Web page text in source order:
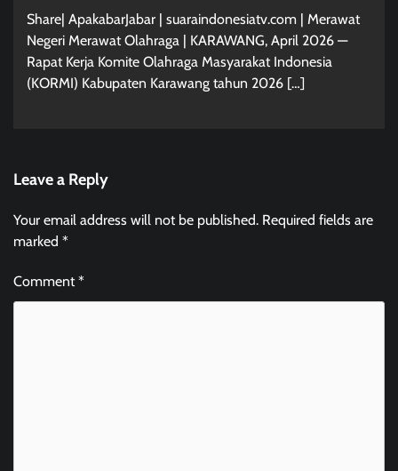
Share| ApakabarJabar | suaraindonesiatv.com | Merawat
Negeri Merawat Olahraga | KARAWANG, April 2026 —
Rapat Kerja Komite Olahraga Masyarakat Indonesia
(KORMI) Kabupaten Karawang tahun 2026 […]
Leave a Reply
Your email address will not be published. Required fields are
marked *
Comment*